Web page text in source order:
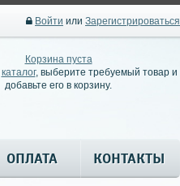
Войти или Зарегистрироваться
Корзина пуста
каталог, выберите требуемый товар и
добавьте его в корзину.
ОПЛАТА КОНТАКТЫ